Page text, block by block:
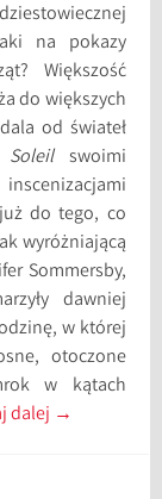
na pokazy
Większość
do większych
od świateł
swoimi
do tego, co
wyróżniającą
Sommersby,
dawniej
w której
otoczone
w kątach
dalej →